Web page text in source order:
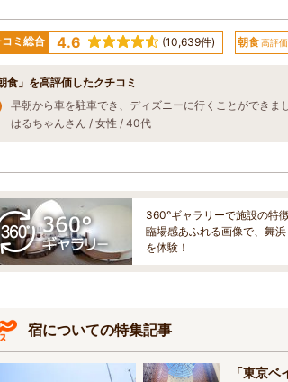
コミ総合 4.6 (10,639件) 朝食高評価
朝食」を高評価したクチコミ
はるちゃんさん / 女性 / 40代
360°ギャラリーで施設の特
臨場感あふれる画像で、舞
を体験！
宿についての特集記事
「東京